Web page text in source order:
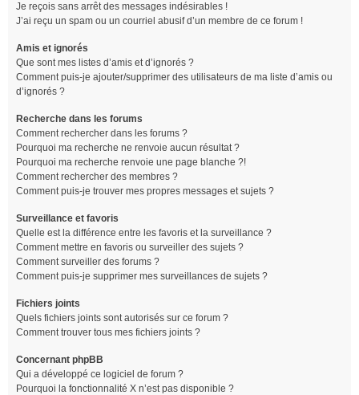
Je reçois sans arrêt des messages indésirables !
J’ai reçu un spam ou un courriel abusif d’un membre de ce forum !
Amis et ignorés
Que sont mes listes d’amis et d’ignorés ?
Comment puis-je ajouter/supprimer des utilisateurs de ma liste d’amis ou
d’ignorés ?
Recherche dans les forums
Comment rechercher dans les forums ?
Pourquoi ma recherche ne renvoie aucun résultat ?
Pourquoi ma recherche renvoie une page blanche ?!
Comment rechercher des membres ?
Comment puis-je trouver mes propres messages et sujets ?
Surveillance et favoris
Quelle est la différence entre les favoris et la surveillance ?
Comment mettre en favoris ou surveiller des sujets ?
Comment surveiller des forums ?
Comment puis-je supprimer mes surveillances de sujets ?
Fichiers joints
Quels fichiers joints sont autorisés sur ce forum ?
Comment trouver tous mes fichiers joints ?
Concernant phpBB
Qui a développé ce logiciel de forum ?
Pourquoi la fonctionnalité X n’est pas disponible ?